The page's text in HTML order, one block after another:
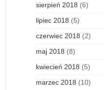
sierpień 2018 (6)
lipiec 2018 (5)
czerwiec 2018 (2)
maj 2018 (8)
kwiecień 2018 (5)
marzec 2018 (10)